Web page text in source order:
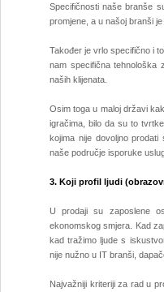
Specifičnosti naše branše
promjene, a u našoj branši
Također je vrlo specifično i
nam specifična tehnološka
naših klijenata.
Osim toga u maloj državi
igračima, bilo da su to
kojima nije dovoljno
naše područje isporuke
3. Koji profil ljudi
U prodaji su zaposlene
ekonomskog smjera. Kad
kad tražimo ljude s
nije nužno u IT branši,
Najvažniji kriteriji za rad u